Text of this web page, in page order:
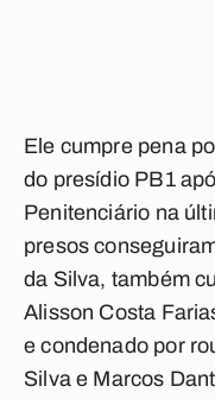
Ele cumpre pena
do presídio PB1
Penitenciário na
presos
da Silva, também
Alisson Costa
e condenado por
Silva e Marcos